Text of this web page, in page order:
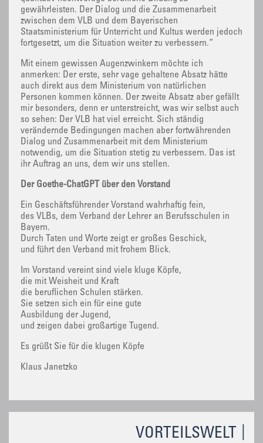
VORTEILSWELT
gewährleisten. Der Dialog und die Zusammenarbeit
zwischen dem VLB und dem Bayerischen
Staatsministerium für Unterricht und Kultus werden jedoch
fortgesetzt, um die Situation weiter zu verbessern.“
Mit einem gewissen Augenzwinkern möchte ich
anmerken: Der erste, sehr vage gehaltene Absatz hätte
auch direkt aus dem Ministerium von natürlichen
Personen kommen können. Der zweite Absatz aber gefällt
mir besonders, denn er unterstreicht, was wir selbst auch
so sehen: Der VLB hat viel erreicht. Sich ständig
verändernde Bedingungen machen aber fortwährenden
Dialog und Zusammenarbeit mit dem Ministerium
notwendig, um die Situation stetig zu verbessern. Das ist
ihr Auftrag an uns, dem wir uns stellen.
Der Goethe-ChatGPT über den Vorstand
Ein Geschäftsführender Vorstand wahrhaftig fein,
des VLBs, dem Verband der Lehrer an Berufsschulen in
Bayern.
Durch Taten und Worte zeigt er großes Geschick,
und führt den Verband mit frohem Blick.
Im Vorstand vereint sind viele kluge Köpfe,
die mit Weisheit und Kraft
die beruflichen Schulen stärken.
Sie setzen sich ein für eine gute
Ausbildung der Jugend,
und zeigen dabei großartige Tugend.
Es grüßt Sie für die klugen Köpfe
Klaus Janetzko